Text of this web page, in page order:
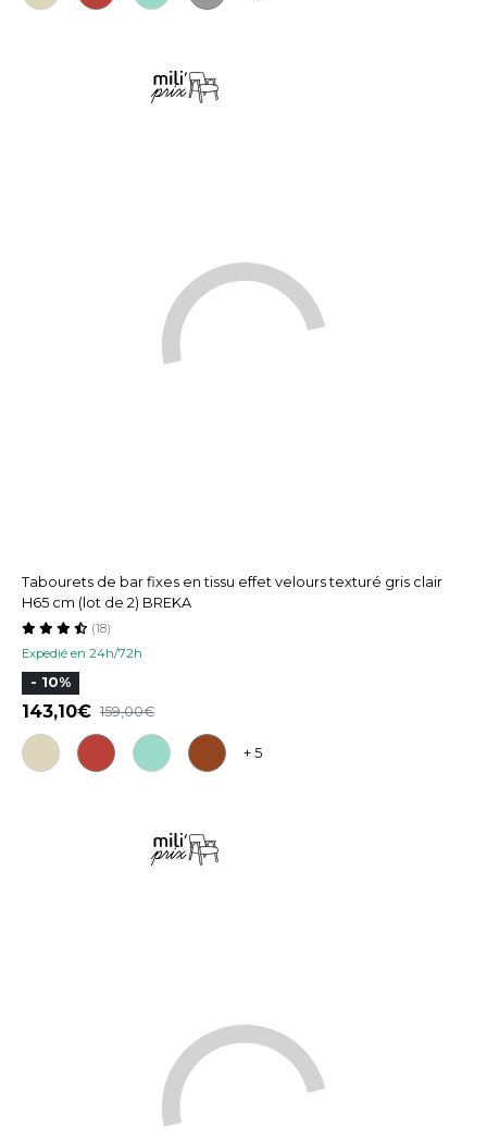
Tabourets de bar fixes en tissu effet velours texturé gris clair
H65 cm (lot de 2) BREKA
Expedié en 24h/72h
(18)
- 10%
143,10 159,00
+ 5